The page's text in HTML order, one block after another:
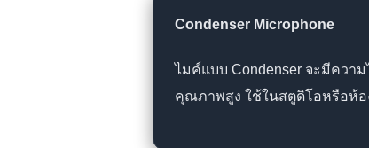
Condenser Microphone
ไมค์แบบ Condenser จะมีความ
คุณภาพสูง ใช้ในสตูดิโอหรือห้อง